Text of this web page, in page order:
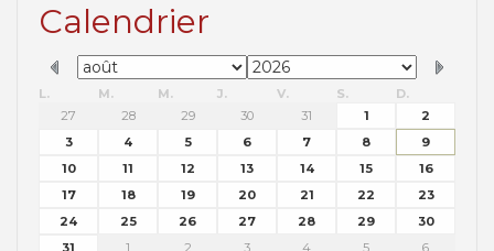
Calendrier
L. M. M. J. V. S.
D.
27
28 29 30 31 1
2
3
4 5 6 7 8
9
10
11 12 13 14 15
16
17
18 19 20 21 22
23
24
25 26 27 28 29
30
31
1 2 3 4 5 6